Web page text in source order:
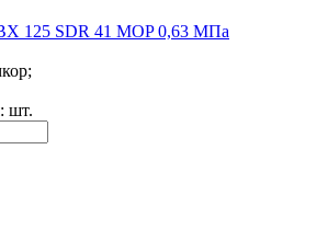
125 SDR 41 MOP 0,63 МПа
шт.